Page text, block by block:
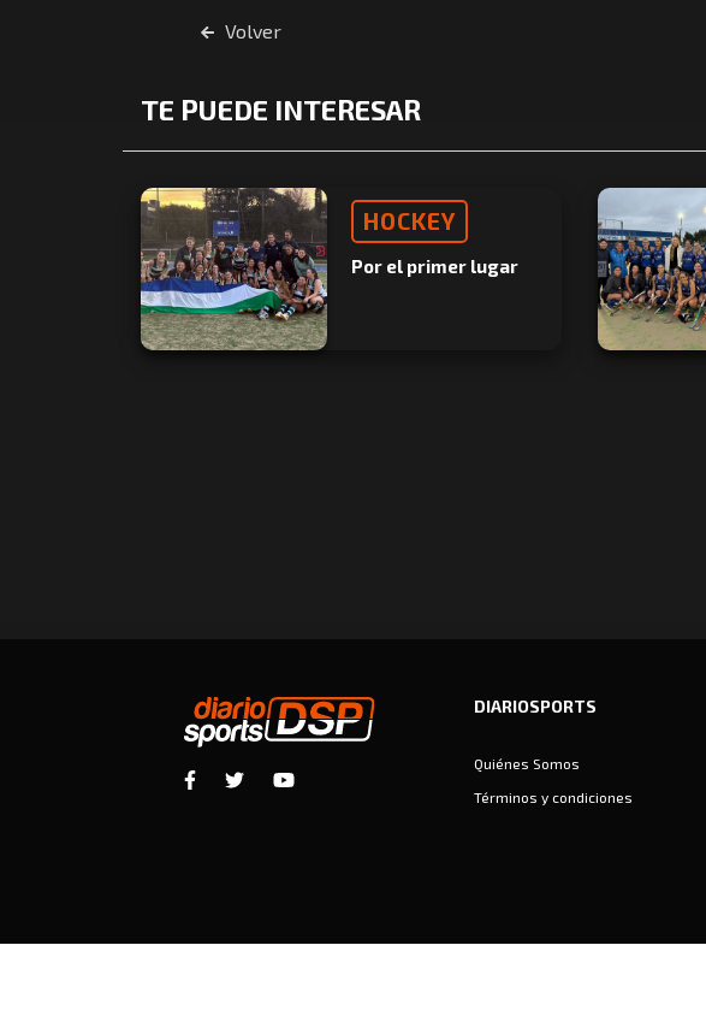
Volver
TE PUEDE INTERESAR
HOCKEY
Por el primer lugar
DIARIOSPORTS
Quiénes Somos
Términos y condiciones